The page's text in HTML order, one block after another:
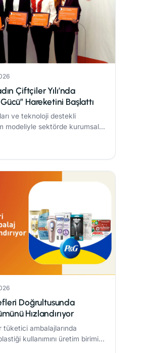
Çiftçiler Yılı’nda
Hareketini Başlattı
ve teknoloji destekli
modeliyle sektörde kurumsal
Kadın Gücü” hareketi
Doğrultusunda
Hızlandırıyor
tüketici ambalajlarında
kullanımını üretim birimi